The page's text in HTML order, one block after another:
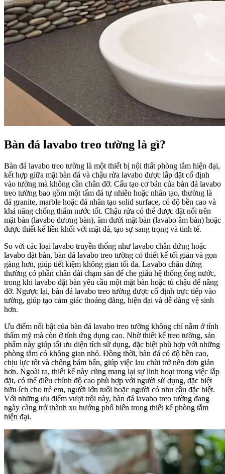
Bàn đá lavabo treo tường là gì?
Bàn đá lavabo treo tường là một thiết bị nội thất phòng tắm hiện đại,
kết hợp giữa mặt bàn đá và chậu rửa lavabo được lắp đặt cố định
vào tường mà không cần chân đỡ. Cấu tạo cơ bản của bàn đá lavabo
treo tường bao gồm một tấm đá tự nhiên hoặc nhân tạo, thường là
đá granite, marble hoặc đá nhân tạo solid surface, có độ bền cao và
khả năng chống thấm nước tốt. Chậu rửa có thể được đặt nổi trên
mặt bàn (lavabo dương bàn), âm dưới mặt bàn (lavabo âm bàn) hoặc
được thiết kế liền khối với mặt đá, tạo sự sang trọng và tinh tế.
So với các loại lavabo truyền thống như lavabo chân đứng hoặc
lavabo đặt bàn, bàn đá lavabo treo tường có thiết kế tối giản và gọn
gàng hơn, giúp tiết kiệm không gian tối đa. Lavabo chân đứng
thường có phần chân dài chạm sàn để che giấu hệ thống ống nước,
trong khi lavabo đặt bàn yêu cầu một mặt bàn hoặc tủ chậu để nâng
đỡ. Ngược lại, bàn đá lavabo treo tường được cố định trực tiếp vào
tường, giúp tạo cảm giác thoáng đãng, hiện đại và dễ dàng vệ sinh
hơn.
Ưu điểm nổi bật của bàn đá lavabo treo tường không chỉ nằm ở tính
thẩm mỹ mà còn ở tính ứng dụng cao. Nhờ thiết kế treo tường, sản
phẩm này giúp tối ưu diện tích sử dụng, đặc biệt phù hợp với những
phòng tắm có không gian nhỏ. Đồng thời, bàn đá có độ bền cao,
chịu lực tốt và chống bám bẩn, giúp việc lau chùi trở nên đơn giản
hơn. Ngoài ra, thiết kế này cũng mang lại sự linh hoạt trong việc lắp
đặt, có thể điều chỉnh độ cao phù hợp với người sử dụng, đặc biệt
hữu ích cho trẻ em, người lớn tuổi hoặc người có nhu cầu đặc biệt.
Với những ưu điểm vượt trội này, bàn đá lavabo treo tường đang
ngày càng trở thành xu hướng phổ biến trong thiết kế phòng tắm
hiện đại.